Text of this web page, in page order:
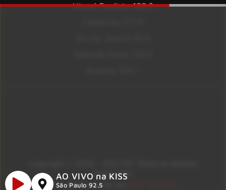
Litoral Paulista 100.3
reservados.
Site desenvolvido por
AO VIVO na KISS
São Paulo 92.5